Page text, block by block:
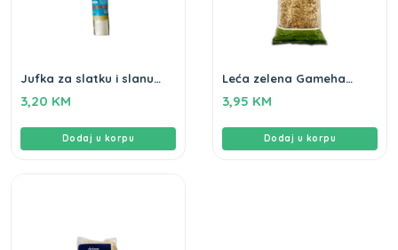
Jufka za slatku i slanu
3,20 KM
Dodaj u korpu
Leća zelena Gameha
3,95 KM
Dodaj u korpu